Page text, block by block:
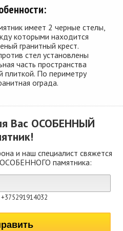
имеет 2 черные стелы,
которыми находится
гранитный крест.
стел установлены
часть пространства
плиткой. По периметру
ограда.
Вас ОСОБЕННЫЙ
и наш специалист свяжется
ОСОБЕННОГО памятника: